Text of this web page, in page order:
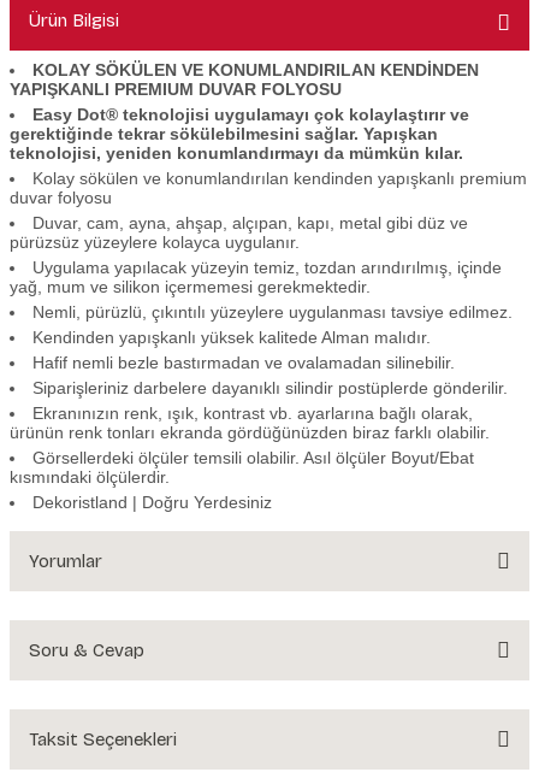
Ürün Bilgisi
KOLAY SÖKÜLEN VE KONUMLANDIRILAN KENDİNDEN
YAPIŞKANLI PREMIUM DUVAR FOLYOSU
Easy Dot® teknolojisi uygulamayı çok kolaylaştırır ve
gerektiğinde tekrar sökülebilmesini sağlar. Yapışkan
teknolojisi, yeniden konumlandırmayı da mümkün kılar.
Kolay sökülen ve konumlandırılan kendinden yapışkanlı premium
duvar folyosu
Duvar, cam, ayna, ahşap, alçıpan, kapı, metal gibi düz ve
pürüzsüz yüzeylere kolayca uygulanır.
Uygulama yapılacak yüzeyin temiz, tozdan arındırılmış, içinde
yağ, mum ve silikon içermemesi gerekmektedir.
Nemli, pürüzlü, çıkıntılı yüzeylere uygulanması tavsiye edilmez.
Kendinden yapışkanlı yüksek kalitede Alman malıdır.
Hafif nemli bezle bastırmadan ve ovalamadan silinebilir.
Siparişleriniz darbelere dayanıklı silindir postüplerde gönderilir.
Ekranınızın renk, ışık, kontrast vb. ayarlarına bağlı olarak,
ürünün renk tonları ekranda gördüğünüzden biraz farklı olabilir.
Görsellerdeki ölçüler temsili olabilir. Asıl ölçüler Boyut/Ebat
kısmındaki ölçülerdir.
Dekoristland | Doğru Yerdesiniz
Yorumlar
Soru & Cevap
Ürün hakkında henüz soru sorulmamış.
Taksit Seçenekleri